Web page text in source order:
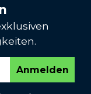
Anmelden